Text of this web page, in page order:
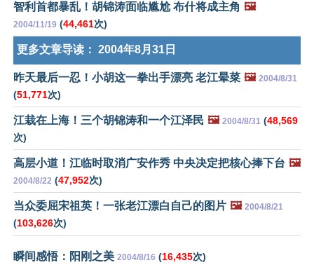
智利首都暴乱！胡锦涛面临尴尬 布什将成主角 🖼️
2004/11/19 (44,461次)
更多文章导读： 2004年8月31日
昨天最后一忍！小胡这一拳出手漂亮 老江晕菜 🖼️ 2004/8/31
(51,771次)
江栽在上海！三个胡锦涛和一个江泽民 🖼️ 2004/8/31 (48,569
次)
高层小道！江临时取消广安作秀 中央决定把核心捧下台 🖼️
2004/8/22 (47,952次)
当众委屈宋祖英！一张老江漂白自己的图片 🖼️ 2004/8/21
(103,626次)
瞬间感悟：阳刚之美 2004/8/16 (16,435次)